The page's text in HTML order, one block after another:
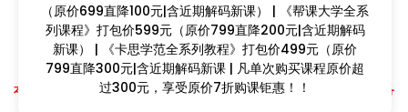
境B哥 阿里国际站 雷子教程 颜Sir 飞橙教育
Copyright © 2023找课程网- All rights reserved
本站支持课程资源互换，优质课程资源互换请联系微信在线客服：zkcw598 (备
（原价699直降100元|含近期解码新课） | 《帮课大学全系
列课程》打包价599元（原价799直降200元|含近期解码
新课） | 《卡思学范全系列教程》打包价499元（原价
799直降300元|含近期解码新课 | 凡单次购买课程原价超
过300元，享受原价7折购课钜惠！！